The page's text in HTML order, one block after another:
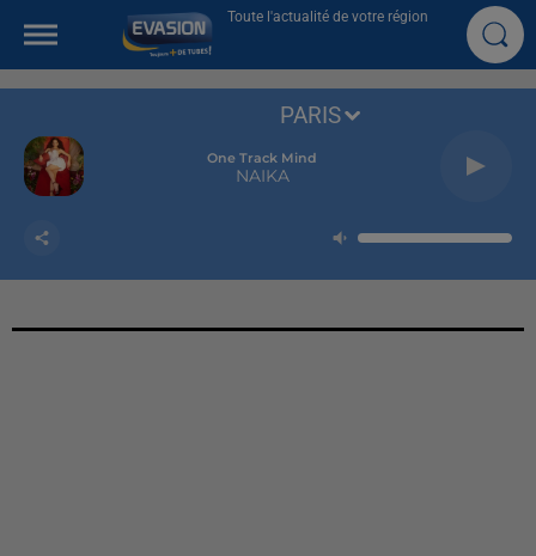
Toute l'actualité de votre région
One Track Mind
NAIKA
PARIS